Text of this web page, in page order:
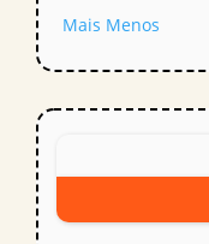
Mais Menos